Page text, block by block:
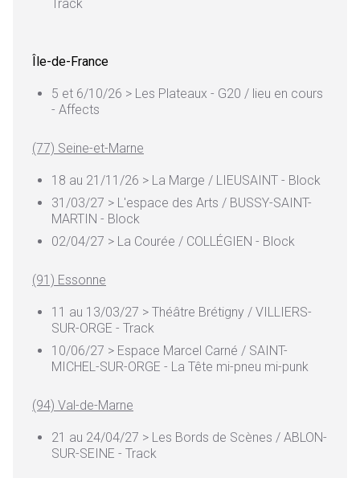
Track
Île-de-France
5 et 6/10/26 > Les Plateaux - G20 / lieu en cours
- Affects
(77) Seine-et-Marne
18 au 21/11/26 > La Marge / LIEUSAINT - Block
31/03/27 > L'espace des Arts / BUSSY-SAINT-
MARTIN - Block
02/04/27 > La Courée / COLLÉGIEN - Block
(91) Essonne
11 au 13/03/27 > Théâtre Brétigny / VILLIERS-
SUR-ORGE - Track
10/06/27 > Espace Marcel Carné / SAINT-
MICHEL-SUR-ORGE - La Tête mi-pneu mi-punk
(94) Val-de-Marne
21 au 24/04/27 > Les Bords de Scènes / ABLON-
SUR-SEINE - Track